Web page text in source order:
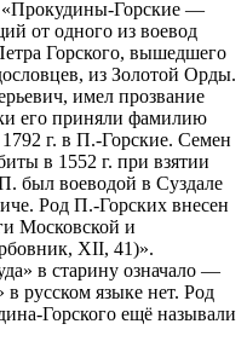
«Прокудины-Горские —
от одного из воевод
Горского, вышедшего
из Золотой Орды.
имел прозвание
его приняли фамилию
г. в П.-Горские. Семен
в 1552 г. при взятии
был воеводой в Суздале
Род П.-Горских внесен
Московской и
XII, 41)».
в старину означало —
русском языке нет. Род
Горского ещё называли